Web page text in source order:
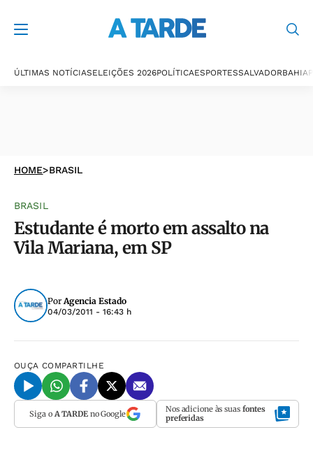
ÚLTIMAS NOTÍCIASELEIÇÕES 2026POLÍTICAESPORTESSALVADORBAHIA
HOME>BRASIL
BRASIL
Estudante é morto em assalto na
Vila Mariana, em SP
PorAgencia Estado
04/03/2011 - 16:43 h
OUÇA COMPARTILHE
Siga o A TARDEno Google Nos adicione às suas fontes
preferidas